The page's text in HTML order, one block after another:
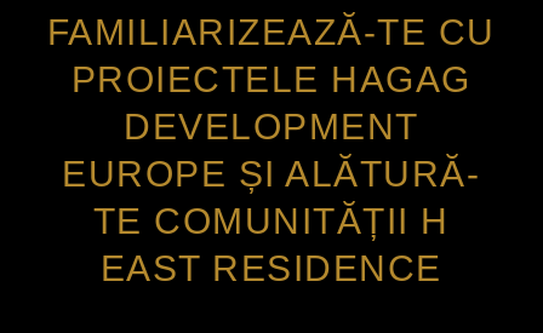
FAMILIARIZEAZĂ-TE CU
PROIECTELE HAGAG
DEVELOPMENT
EUROPE ȘI ALĂTURĂ-
TE COMUNITĂȚII H
EAST RESIDENCE